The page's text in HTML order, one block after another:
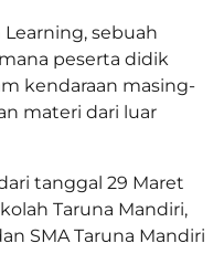
sebuah
peserta didik
kendaraan masing-
materi dari luar
tanggal 29 Maret
Taruna Mandiri,
SMA Taruna Mandiri